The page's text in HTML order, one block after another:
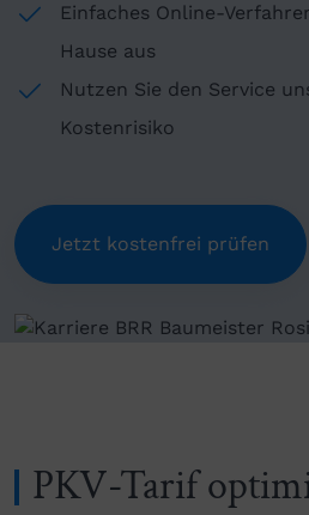
Einfaches Online-
Hause aus
Nutzen Sie den Service
Kostenrisiko
Jetzt kostenfrei prüfen
PKV-Tarif